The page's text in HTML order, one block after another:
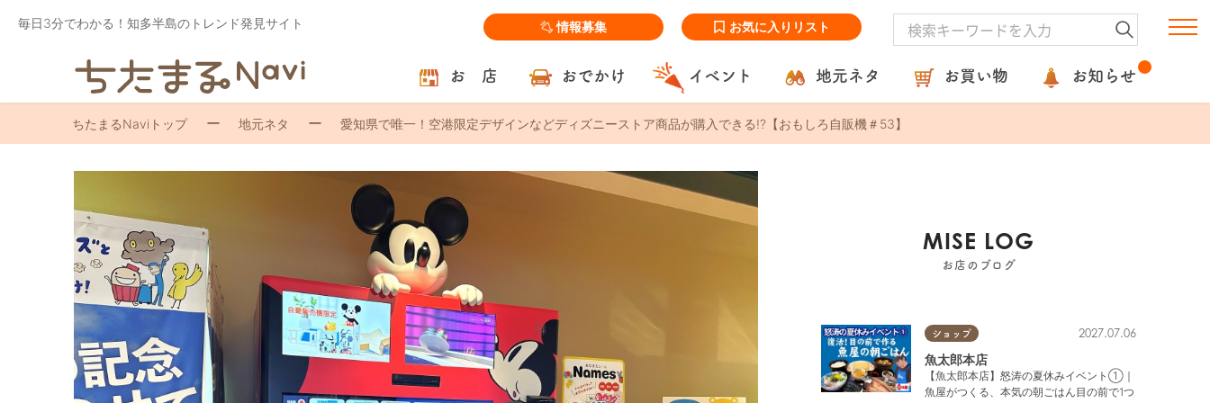
毎日3分でわかる！知多半島のトレンド発見サイト 情報募集 お気に入りリスト
お 店 おでかけ イベント 地元ネタ お買い物 お知らせ
ちたまるNaviトップ 地元ネタ 愛知県で唯一！空港限定デザインなどディズニーストア商品が購入できる!?【おもしろ自販機＃53】
MISE LOG
お店のブログ
ショップ 2027.07.06
魚太郎本店
【魚太郎本店】怒涛の夏休みイベント①｜
魚屋がつくる、本気の朝ごはん目の前で1つ